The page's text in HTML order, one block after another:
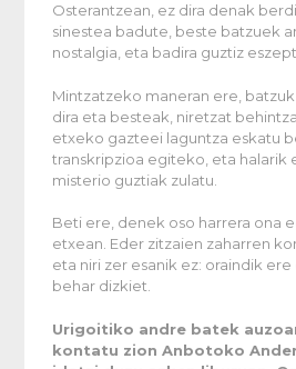
Osterantzean, ez dira denak
sinestea badute, beste batzuek
nostalgia, eta badira guztiz
Mintzatzeko maneran ere,
dira eta besteak, niretzat
etxeko gazteei laguntza eskatu
transkripzioa egiteko, eta halarik
misterio guztiak zulatu.
Beti ere, denek oso harrera ona
etxean. Eder zitzaien zaharren
eta niri zer esanik ez: oraindik
behar dizkiet.
Urigoitiko andre batek
kontatu zion Anbotoko